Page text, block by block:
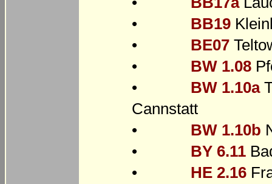
•
BB19
•
BE07
•
BW 1.08
•
BW 1.10a
Cannstatt
•
BW 1.10b
•
BY 6.11
•
HE 2.16